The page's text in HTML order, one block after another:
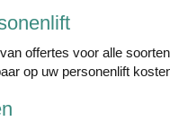
offertes voor alle
op uw personenlift